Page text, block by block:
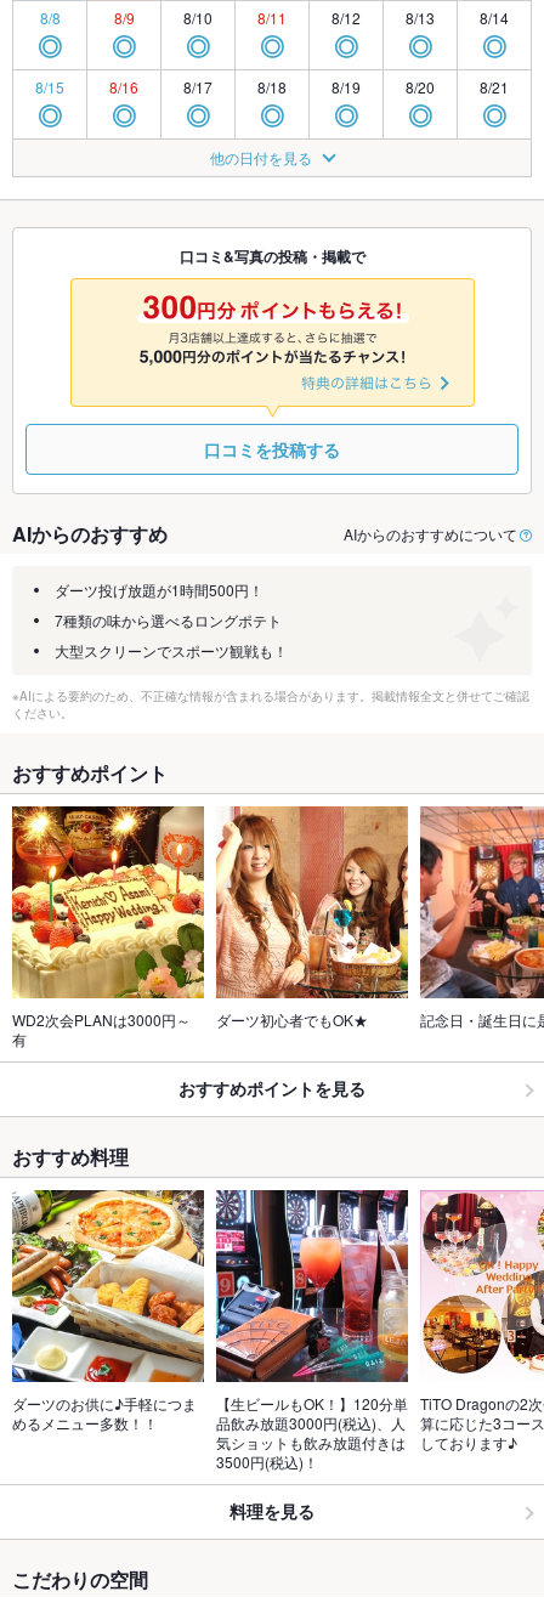
8/8
◎
8/9
◎
8/10
◎
8/11
◎
8/12
◎
8/13
◎
8/14
◎
8/15
◎
8/16
◎
8/17
◎
8/18
◎
8/19
◎
8/20
◎
8/21
◎
◎ ◎
8/24
◎
8/25
◎
8/26
◎ ◎ ◎
8/29 8/30 8/31
◎
9/1
◎
9/2
◎
9/3 9/4
9/7
◎ ◎ ◎ ◎
他の日付を見る
口コミ&写真の投稿・掲載で
口コミを投稿する
AIからのおすすめ AIからのおすすめについて
ダーツ投げ放題が1時間500円！
7種類の味から選べるロングポテト
大型スクリーンでスポーツ観戦も！
※AIによる要約のため、不正確な情報が含まれる場合があります。掲載情報全文と併せてご確認
ください。
おすすめポイント
WD2次会PLANは3000円～
有
ダーツ初心者でもOK★ 記念日・誕生日に
おすすめポイントを見る
おすすめ料理
ダーツのお供に♪手軽につま
めるメニュー多数！！
【生ビールもOK！】120分単
品飲み放題3000円(税込)、人
気ショットも飲み放題付きは
3500円(税込)！
TiTO Dragonの2
算に応じた3コー
しております♪
料理を見る
こだわりの空間